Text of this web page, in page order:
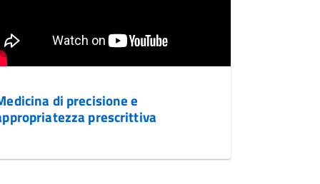
di precisione e
prescrittiva